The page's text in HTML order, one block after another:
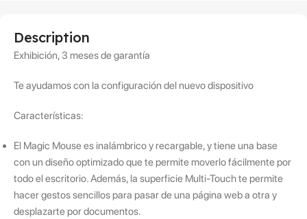
Description
Exhibición, 3 meses de garantía
Te ayudamos con la configuración del nuevo dispositivo
Características:
El Magic Mouse es inalámbrico y recargable, y tiene una base
con un diseño optimizado que te permite moverlo fácilmente por
todo el escritorio. Además, la superficie Multi-Touch te permite
hacer gestos sencillos para pasar de una página web a otra y
desplazarte por documentos.